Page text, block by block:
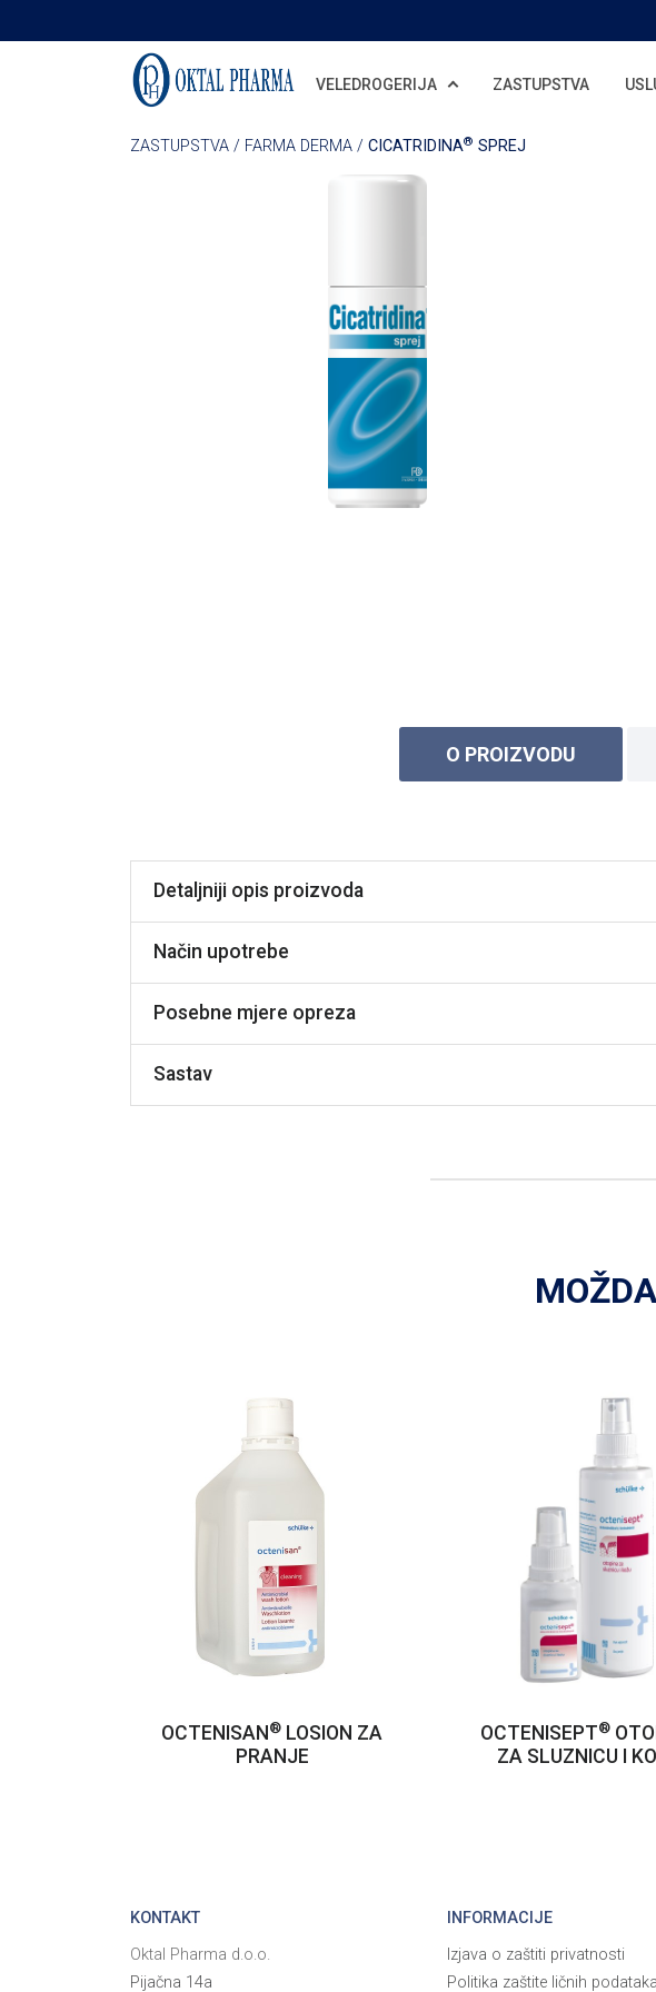
VELEDROGERIJA ZASTUPSTVA
ZASTUPSTVA / FARMA DERMA / CICATRIDINA® SPREJ
O PROIZVODU
Detaljniji opis proizvoda
Način upotrebe
Posebne mjere opreza
Sastav
OCTENISAN ® LOSION ZA
PRANJE
OCTENISEPT®
ZA SLUZNICU I
KONTAKT
Oktal Pharma d.o.o.
Pijačna 14a
INFORMACIJE
Izjava o zaštiti privatnosti
Politika zaštite ličnih podataka